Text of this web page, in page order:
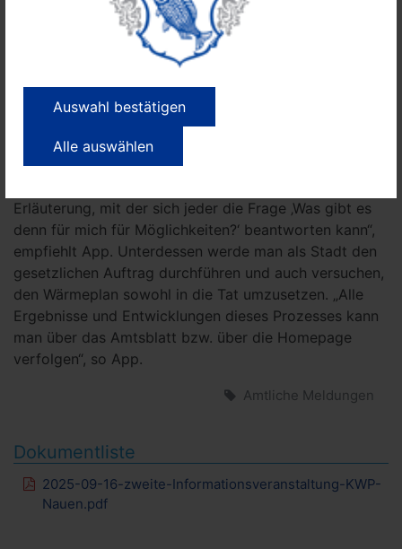
Auswahl bestätigen
Alle auswählen
Oktober eine Klimaschutzbeauftragte – sozusagen eine
Klimamanagerin für die Stadt Nauen - eine Position,
die es bisher in der Verwaltung nicht gab“, kündigte
der Fachbereichsleiter an.
Den Wärmeplan finden alle Interessierten auf der auf
der Website der Stadt Nauen. „In diesem fulminanten
Werk kann man nochmal alles nachlesen. Für jede
Erläuterung, mit der sich jeder die Frage ‚Was gibt es
denn für mich für Möglichkeiten?‘ beantworten kann“,
empfiehlt App. Unterdessen werde man als Stadt den
gesetzlichen Auftrag durchführen und auch versuchen,
den Wärmeplan sowohl in die Tat umzusetzen. „Alle
Ergebnisse und Entwicklungen dieses Prozesses kann
man über das Amtsblatt bzw. über die Homepage
verfolgen“, so App.
Amtliche Meldungen
Dokumentliste
2025-09-16-zweite-Informationsveranstaltung-KWP-
Nauen.pdf